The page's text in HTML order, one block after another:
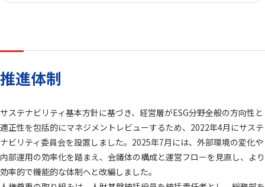
推進体制
サステナビリティ基本方針に基づき、経営層がESG分野全般の方向性と
適正性を包括的にマネジメントレビューするため、2022年4月にサステ
ナビリティ委員会を設置しました。2025年7月には、外部環境の変化や
内部運用の効率化を踏まえ、会議体の構成と運営フローを見直し、より
効率的で機能的な体制へと改編しました。